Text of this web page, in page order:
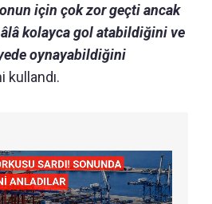
için çok zor geçti ancak
kolayca gol atabildiğini ve
oynayabildiğini
kullandı.